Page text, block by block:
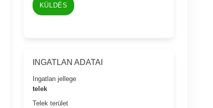
KÜLDÉS
INGATLAN ADATAI
Ingatlan jellege
telek
Telek terület